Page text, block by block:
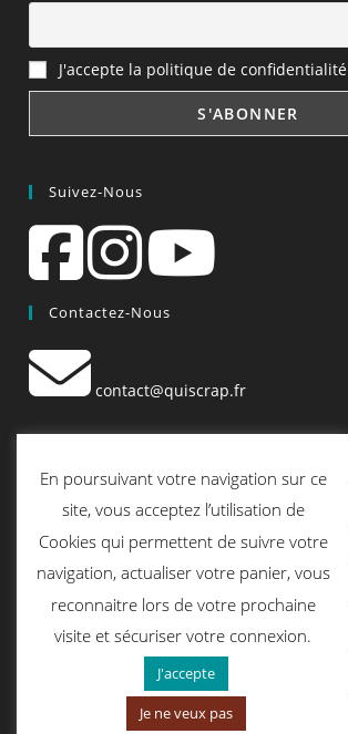
J'accepte la politique de confidentialité
Suivez-Nous
Contactez-Nous
contact@quiscrap.fr
Le Blog
Conditions générales de vente
Mentions légales
Politique de confidentialité
politique de cookies
En poursuivant votre navigation sur ce
site, vous acceptez l’utilisation de
Cookies qui permettent de suivre votre
navigation, actualiser votre panier, vous
reconnaitre lors de votre prochaine
visite et sécuriser votre connexion.
J'accepte
Je ne veux pas